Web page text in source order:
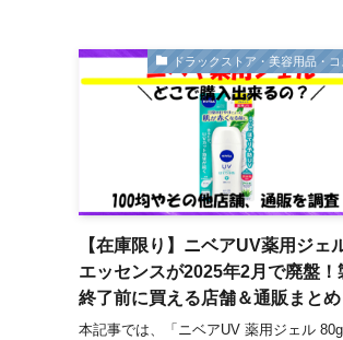
ドラックストア・美容用品・コ
【在庫限り】ニベアUV薬用ジェ
エッセンスが2025年2月で廃盤！
終了前に買える店舗＆通販まとめ
本記事では、「ニベアUV 薬用ジェル 80g